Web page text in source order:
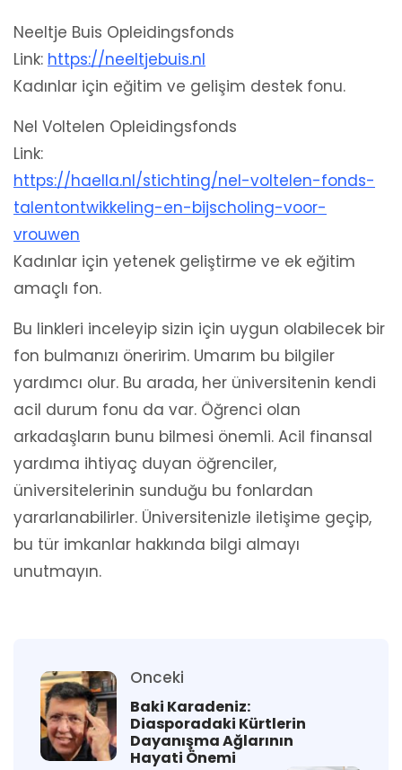
Neeltje Buis Opleidingsfonds
Link: https://neeltjebuis.nl
Kadınlar için eğitim ve gelişim destek fonu.
Nel Voltelen Opleidingsfonds
Link:
https://haella.nl/stichting/nel-voltelen-fonds-
talentontwikkeling-en-bijscholing-voor-
vrouwen
Kadınlar için yetenek geliştirme ve ek eğitim
amaçlı fon.
Bu linkleri inceleyip sizin için uygun olabilecek bir
fon bulmanızı öneririm. Umarım bu bilgiler
yardımcı olur. Bu arada, her üniversitenin kendi
acil durum fonu da var. Öğrenci olan
arkadaşların bunu bilmesi önemli. Acil finansal
yardıma ihtiyaç duyan öğrenciler,
üniversitelerinin sunduğu bu fonlardan
yararlanabilirler. Üniversitenizle iletişime geçip,
bu tür imkanlar hakkında bilgi almayı
unutmayın.
Onceki
Baki Karadeniz:
Diasporadaki Kürtlerin
Dayanışma Ağlarının
Hayati Önemi